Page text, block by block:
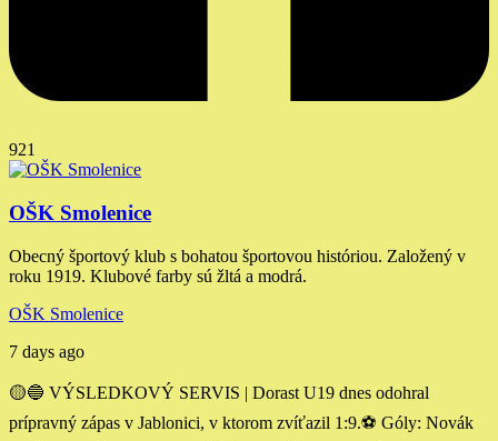
921
OŠK Smolenice
Obecný športový klub s bohatou športovou históriou. Založený v
roku 1919. Klubové farby sú žltá a modrá.
OŠK Smolenice
7 days ago
🟡🔵 VÝSLEDKOVÝ SERVIS | Dorast U19 dnes odohral
prípravný zápas v Jablonici, v ktorom zvíťazil 1:9.⚽️ Góly: Novák